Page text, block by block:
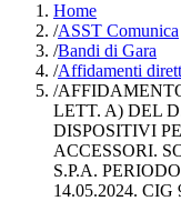
Home
/ASST Comunica
/Bandi di Gara
/Affidamenti
/
LETT. A) DEL
DISPOSITIVI
ACCESSORI.
S.P.A.
14.05.2024. CIG